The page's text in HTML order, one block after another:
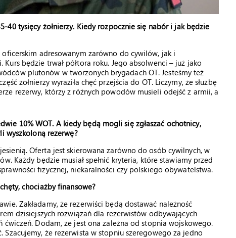
40 tysięcy żołnierzy. Kiedy rozpocznie się nabór i jak będzie
adresowanym zarówno do cywilów, jak i
będzie trwał półtora roku. Jego absolwenci – już jako
plutonów w tworzonych brygadach OT. Jesteśmy też
żołnierzy wyraziła chęć przejścia do OT. Liczymy, że służbę
rezerwy, którzy z różnych powodów musieli odejść z armii, a
10% WOT. A kiedy będą mogli się zgłaszać ochotnicy,
wyszkoloną rezerwę?
Oferta jest skierowana zarówno do osób cywilnych, w
Każdy będzie musiał spełnić kryteria, które stawiamy przed
fizycznej, niekaralności czy polskiego obywatelstwa.
chociażby finansowe?
Zakładamy, że rezerwiści będą dostawać należność
dzisiejszych rozwiązań dla rezerwistów odbywających
Dodam, że jest ona zależna od stopnia wojskowego.
że rezerwista w stopniu szeregowego za jedno